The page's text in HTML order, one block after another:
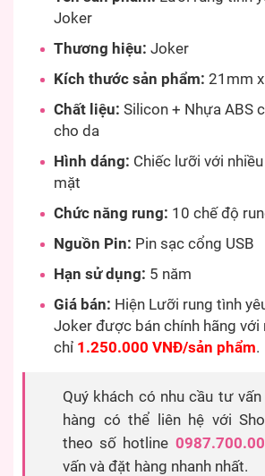
Joker
Thương hiệu: Joker
Kích thước sản phẩm: 21mm
Chất liệu: Silicon + Nhựa ABS
cho da
Hình dáng: Chiếc lưỡi với
mặt
Chức năng rung: 10 chế độ
Nguồn Pin: Pin sạc cổng USB
Hạn sử dụng: 5 năm
Giá bán: Hiện Lưỡi rung tình
Joker được bán chính hãng
chỉ 1.250.000 VNĐ/sản phẩm.
Quý khách có nhu cầu tư
hàng có thể liên hệ với
theo số hotline
vấn và đặt hàng nhanh nhất.